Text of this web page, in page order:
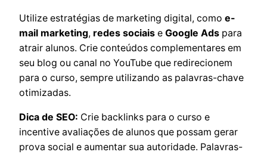
Utilize estratégias de marketing digital, como e-
mail marketing, redes sociais e Google Ads para
atrair alunos. Crie conteúdos complementares em
seu blog ou canal no YouTube que redirecionem
para o curso, sempre utilizando as palavras-chave
otimizadas.
Dica de SEO: Crie backlinks para o curso e
incentive avaliações de alunos que possam gerar
prova social e aumentar sua autoridade. Palavras-